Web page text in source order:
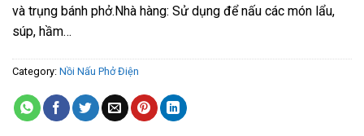
và trụng bánh phở.Nhà hàng: Sử dụng để nấu các món lẩu,
súp, hầm…
Category: Nồi Nấu Phở Điện